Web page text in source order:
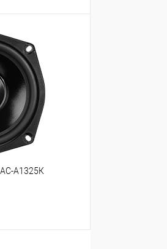
В избранное
АС-А1325К